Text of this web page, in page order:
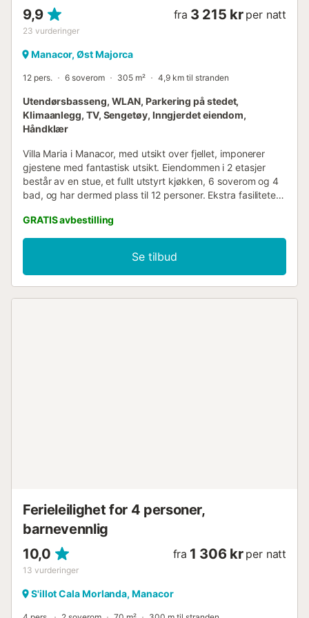
9,9
23 vurderinger
fra 3 215 kr per natt
Manacor, Øst Majorca
12 pers. 6 soverom 305 m² 4,9 km til stranden
Utendørsbasseng, WLAN, Parkering på stedet,
Klimaanlegg, TV, Sengetøy, Inngjerdet eiendom,
Håndklær
Villa Maria i Manacor, med utsikt over fjellet, imponerer
gjestene med fantastisk utsikt. Eiendommen i 2 etasjer
består av en stue, et fullt utstyrt kjøkken, 6 soverom og 4
bad, og har dermed plass til 12 personer. Ekstra fasiliteter
arbeidsområde for hjemmekontor, TV, klimaanlegg og
vaskemaskin. Barneseng og barnestol er også tilgjengelig.
Villaen har et privat uteområde med basseng, en åpen
terrasse, en overbygd terrasse, balkong, grill og utendørs
dusj. En parkeringsplass er tilgjengelig på eiendommen.
GRATIS avbestilling
Se tilbud
Ferieleilighet for 4 personer,
barnevennlig
10,0
13 vurderinger
fra 1 306 kr per natt
S'illot Cala Morlanda, Manacor